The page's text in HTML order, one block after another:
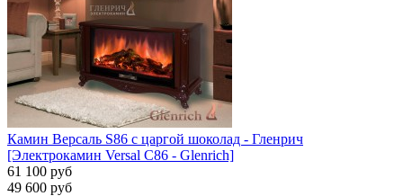
Камин Версаль S86 с царгой шоколад - Гленрич
[Электрокамин Versal С86 - Glenrich]
61 100 руб
49 600 руб